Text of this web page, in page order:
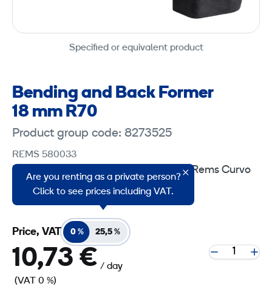
Specified or equivalent product
Bending and Back Former
18 mm R70
Product group code: 8273525
REMS 580033
Bending and Back Former 18 mm for Rems Curvo
40 tool.
Are you renting as a private person?
Click to see prices including VAT.
Price, VAT 0 % 25,5 %
10,73 € / day
(VAT 0 %)